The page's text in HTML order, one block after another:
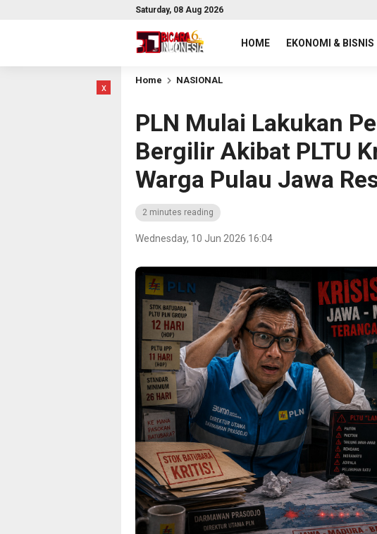
Saturday, 08 Aug 2026
HOME EKONOMI & BISNIS
x
Home NASIONAL
PLN Mulai Lakukan
Bergilir Akibat PLTU
Warga Pulau Jawa
2 minutes reading
Wednesday, 10 Jun 2026 16:04